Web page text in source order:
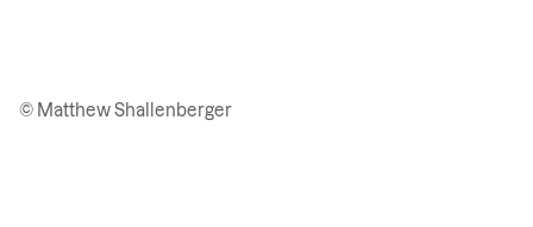
© Matthew Shallenberger